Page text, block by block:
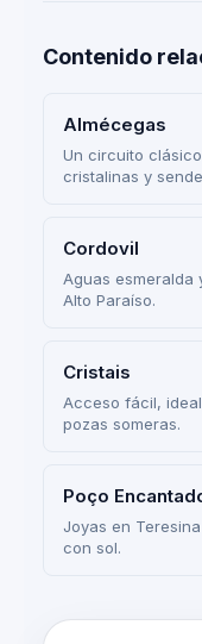
Contenido
Almécegas
Un circuito
cristalinas y
Cordovil
Aguas esmeralda
Alto Paraíso.
Cristais
Acceso fácil,
pozas someras.
Poço
Joyas en
con sol.